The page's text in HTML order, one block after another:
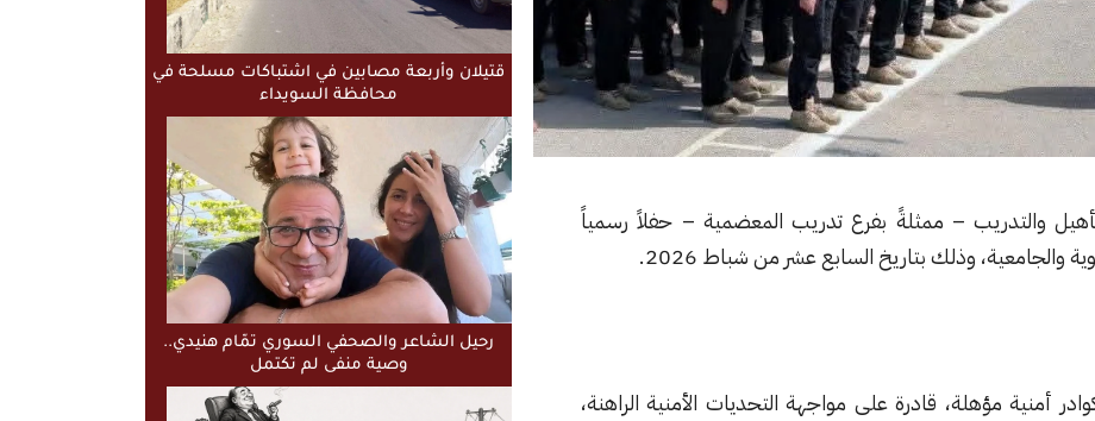
والتدريب – ممثلةً بفرع تدريب المعضمية – حفلاً رسمياً
أمنية مؤهلة، قادرة على مواجهة التحديات الأمنية الراهنة،
قتيلان وأربعة مصابين في اشتباكات مسلحة في
محافظة السويداء
رحيل الشاعر والصحفي السوري تمّام هنيدي..
وصية منفى لم تكتمل